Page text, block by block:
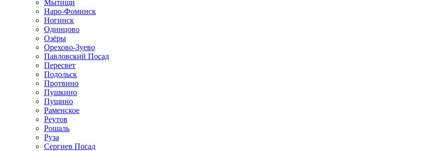
Мытищи
Наро-Фоминск
Ногинск
Одинцово
Озёры
Орехово-Зуево
Павловский Посад
Пересвет
Подольск
Протвино
Пушкино
Пущино
Раменское
Реутов
Рошаль
Руза
Сергиев Посад